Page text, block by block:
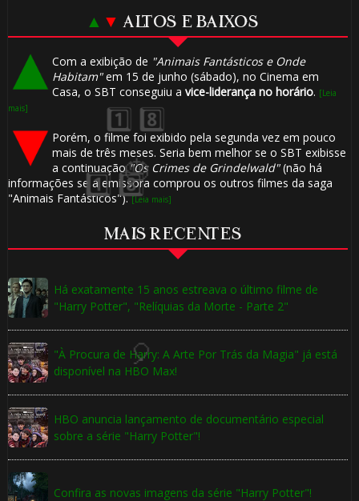
▲ ▼ ALTOS E BAIXOS
Com a exibição de "Animais Fantásticos e Onde
Habitam"em 15 de junho (sábado), no Cinema em
Casa, o SBT conseguiu a vice-liderança no horário. [Leia
mais]
Porém, o filme foi exibido pela segunda vez em pouco
mais de três meses. Seria bem melhor se o SBT exibisse
a continuação"Os Crimes de Grindelwald"(não há
informações se a emissora comprou os outros filmes da saga
"Animais Fantásticos").[Leia mais]
MAIS RECENTES
Há exatamente 15 anos estreava o último filme de
"Harry Potter", "Relíquias da Morte - Parte 2"
"À Procura de Harry: A Arte Por Trás da Magia" já está
disponível na HBO Max!
HBO anuncia lançamento de documentário especial
sobre a série "Harry Potter"!
Confira as novas imagens da série "Harry Potter"!
1️⃣ 8️⃣
⚡